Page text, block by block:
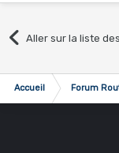
Aller sur la liste
Accueil Forum